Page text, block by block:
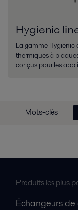
Hygienic
La gamme Hygienic
thermiques à
conçus pour les
Mots-clés
Produits les plus
Échangeurs